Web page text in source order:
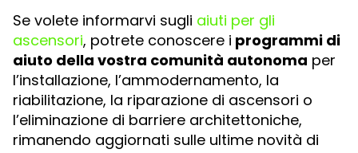
Se volete informarvi sugli aiuti per gli
ascensori, potrete conoscere i programmi di
aiuto della vostra comunità autonoma per
l’installazione, l’ammodernamento, la
riabilitazione, la riparazione di ascensori o
l’eliminazione di barriere architettoniche,
rimanendo aggiornati sulle ultime novità di